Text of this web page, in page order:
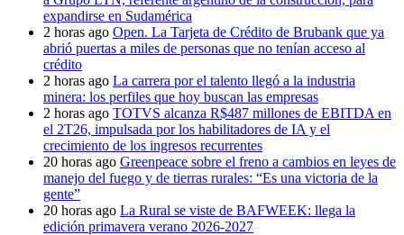
expandirse en Sudamérica
2 horas ago Open. La Tarjeta de Crédito de Brubank que ya
abrió puertas a miles de personas que no tenían acceso al
crédito
2 horas ago La carrera por el talento llegó a la industria
minera: los perfiles que hoy buscan las empresas
2 horas ago TOTVS alcanza R$487 millones de EBITDA en
el 2T26, impulsada por los habilitadores de IA y el
crecimiento de los ingresos recurrentes
20 horas ago Greenpeace sobre el freno a cambios en leyes de
manejo del fuego y de tierras rurales: “Es una victoria de la
gente”
20 horas ago La Rural se viste de BAFWEEK: llega la
edición primavera verano 2026-2027